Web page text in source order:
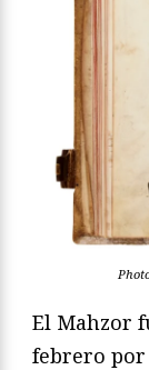
El Mahzor
febrero